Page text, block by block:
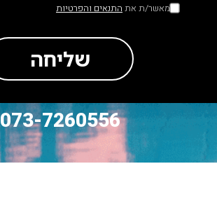
מאשר/ת את התנאים והפרטיות
שליחה
073-7260556
סה״כ לתשלום